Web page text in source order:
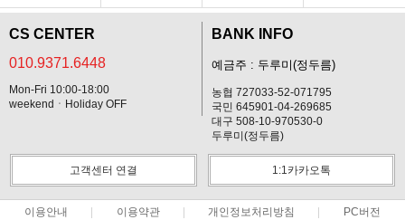
CS CENTER
010.9371.6448
Mon-Fri 10:00-18:00
weekendㆍHoliday OFF
BANK INFO
예금주 : 두루미(정두름)
농협 727033-52-071795
국민 645901-04-269685
대구 508-10-970530-0
두루미(정두름)
고객센터 연결 1:1카카오톡
이용안내 이용약관 개인정보처리방침 PC버전